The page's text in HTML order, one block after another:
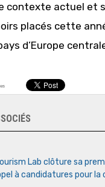
contexte actuel et
placés cette
d’Europe
Lab clôture sa
à candidatures pour la